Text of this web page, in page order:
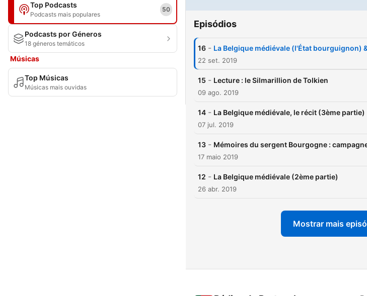
Top Podcasts
Podcasts mais populares
50
Podcasts por Géneros
18 géneros temáticos
Músicas
Top Músicas
Músicas mais ouvidas
Episódios
16 - La Belgique médiévale (l'État bourguignon)
22 set. 2019
15 - Lecture : le Silmarillion de Tolkien
09 ago. 2019
14 - La Belgique médiévale, le récit (3ème partie)
07 jul. 2019
13 - Mémoires du sergent Bourgogne :
17 maio 2019
12 - La Belgique médiévale (2ème partie)
26 abr. 2019
Mostrar mais